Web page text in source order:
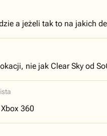
a jeżeli tak to na jakich
nie jak Clear Sky od
360